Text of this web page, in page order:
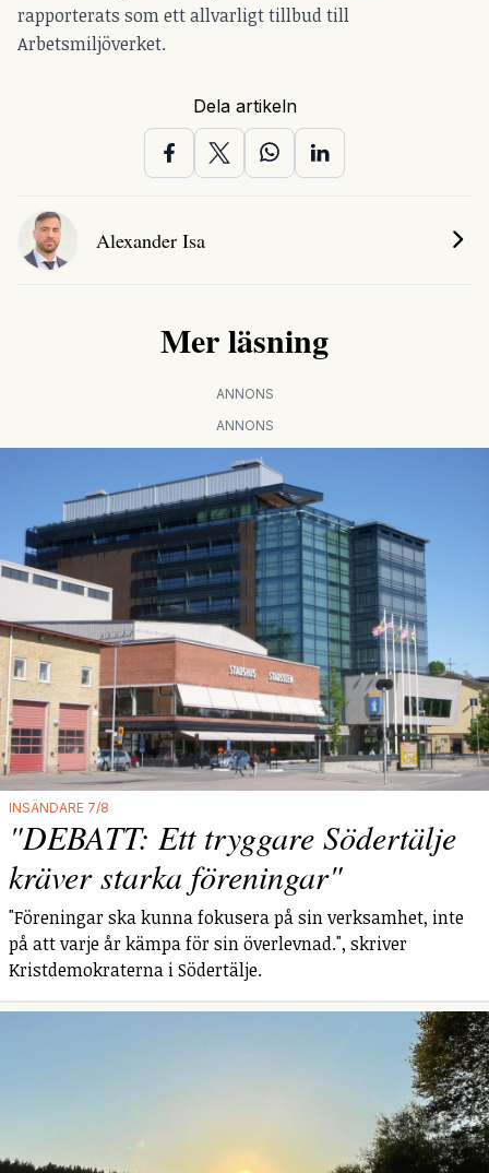
rapporterats som ett allvarligt tillbud till
Arbetsmiljöverket.
Dela artikeln
Alexander Isa
Mer läsning
ANNONS
ANNONS
INSÄNDARE 7/8
"DEBATT: Ett tryggare Södertälje
kräver starka föreningar"
"Föreningar ska kunna fokusera på sin verksamhet, inte
på att varje år kämpa för sin överlevnad.", skriver
Kristdemokraterna i Södertälje.